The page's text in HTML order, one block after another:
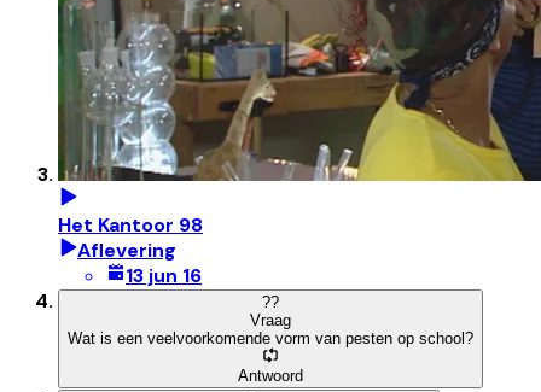
Het Kantoor 98
Aflevering
13 jun 16
??
Vraag
Wat is een veelvoorkomende vorm van pesten op school?
Antwoord